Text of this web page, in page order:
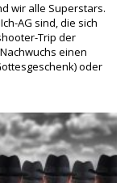
wir alle Superstars.
AG sind, die sich
Trip der
einen
oder